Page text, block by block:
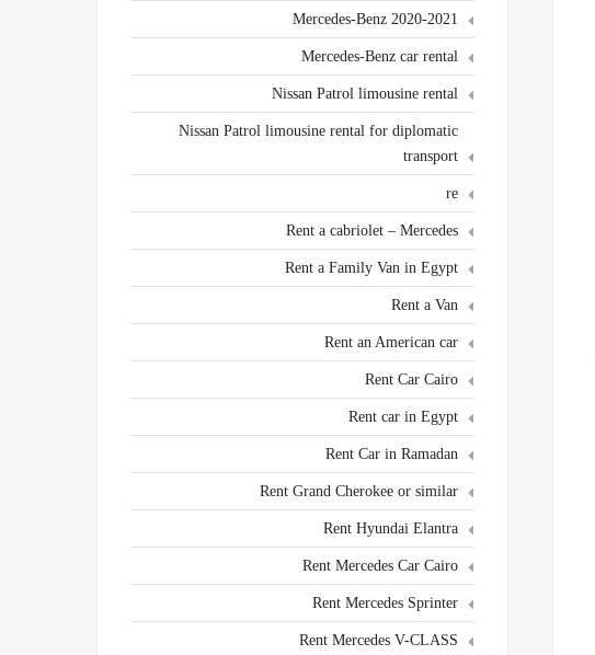
Mercedes-Benz 2020-2021
Mercedes-Benz car rental
Nissan Patrol limousine rental
Nissan Patrol limousine rental for diplomatic
transport
re
Rent a cabriolet – Mercedes
Rent a Family Van in Egypt
Rent a Van
Rent an American car
Rent Car Cairo
Rent car in Egypt
Rent Car in Ramadan
Rent Grand Cherokee or similar
Rent Hyundai Elantra
Rent Mercedes Car Cairo
Rent Mercedes Sprinter
Rent Mercedes V-CLASS